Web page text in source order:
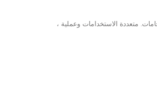
متعددة الاستخدامات وعملية ،